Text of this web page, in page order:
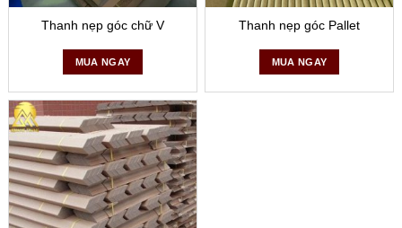
Thanh nẹp góc chữ V
MUA NGAY
Thanh nẹp góc Pallet
MUA NGAY